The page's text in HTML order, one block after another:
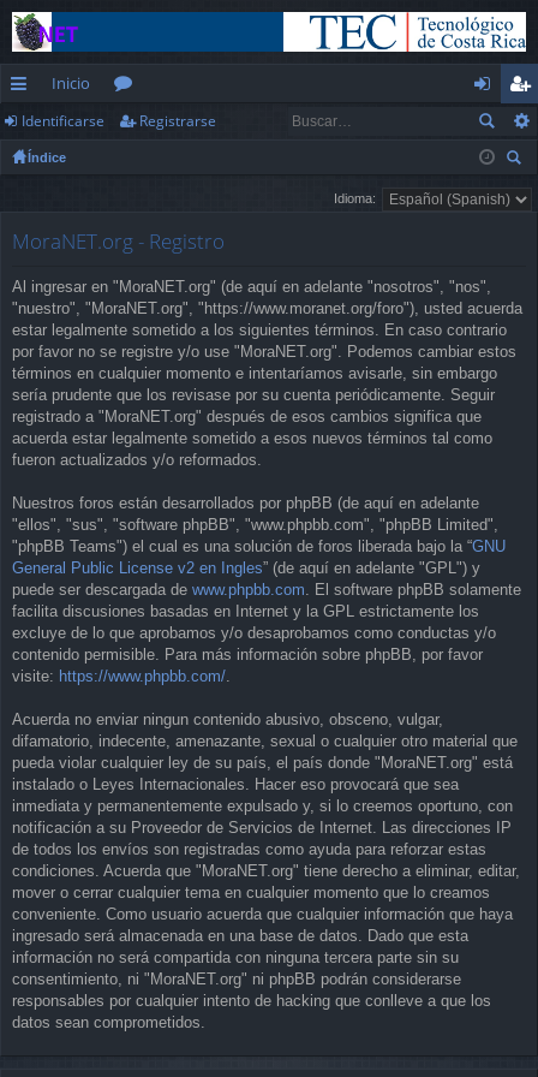
nl
ac
rá
pi
os
Inicio
or
de
nt
ifi
rs
e
eg
ist
ra
Identificarse Registrarse
Índice
car
Idioma:
MoraNET.org - Registro
Al ingresar en "MoraNET.org" (de aquí en adelante "nosotros", "nos",
"nuestro", "MoraNET.org", "https://www.moranet.org/foro"), usted acuerda
estar legalmente sometido a los siguientes términos. En caso contrario
por favor no se registre y/o use "MoraNET.org". Podemos cambiar estos
términos en cualquier momento e intentaríamos avisarle, sin embargo
sería prudente que los revisase por su cuenta periódicamente. Seguir
registrado a "MoraNET.org" después de esos cambios significa que
acuerda estar legalmente sometido a esos nuevos términos tal como
fueron actualizados y/o reformados.
Nuestros foros están desarrollados por phpBB (de aquí en adelante
"ellos", "sus", "software phpBB", "www.phpbb.com", "phpBB Limited",
"phpBB Teams") el cual es una solución de foros liberada bajo la “GNU
General Public License v2 en Ingles” (de aquí en adelante "GPL") y
puede ser descargada de www.phpbb.com. El software phpBB solamente
facilita discusiones basadas en Internet y la GPL estrictamente los
excluye de lo que aprobamos y/o desaprobamos como conductas y/o
contenido permisible. Para más información sobre phpBB, por favor
visite: https://www.phpbb.com/.
Acuerda no enviar ningun contenido abusivo, obsceno, vulgar,
difamatorio, indecente, amenazante, sexual o cualquier otro material que
pueda violar cualquier ley de su país, el país donde "MoraNET.org" está
instalado o Leyes Internacionales. Hacer eso provocará que sea
inmediata y permanentemente expulsado y, si lo creemos oportuno, con
notificación a su Proveedor de Servicios de Internet. Las direcciones IP
de todos los envíos son registradas como ayuda para reforzar estas
condiciones. Acuerda que "MoraNET.org" tiene derecho a eliminar, editar,
mover o cerrar cualquier tema en cualquier momento que lo creamos
conveniente. Como usuario acuerda que cualquier información que haya
ingresado será almacenada en una base de datos. Dado que esta
información no será compartida con ninguna tercera parte sin su
consentimiento, ni "MoraNET.org" ni phpBB podrán considerarse
responsables por cualquier intento de hacking que conlleve a que los
datos sean comprometidos.